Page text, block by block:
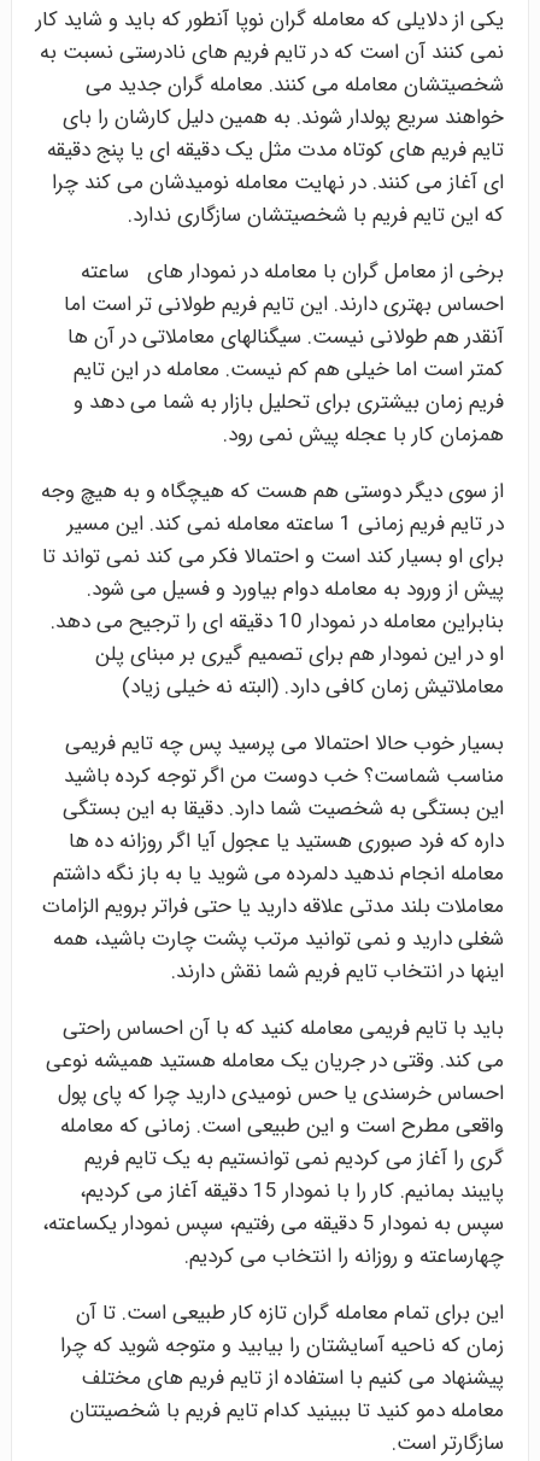
یکی از دلایلی که معامله گران نوپا آنطور که باید و شاید کار
نمی کنند آن است که در تایم فریم های نادرستی نسبت به
شخصیتشان معامله می کنند. معامله گران جدید می
خواهند سریع پولدار شوند. به همین دلیل کارشان را بای
تایم فریم های کوتاه مدت مثل یک دقیقه ای یا پنج دقیقه
ای آغاز می کنند. در نهایت معامله نومیدشان می کند چرا
که این تایم فریم با شخصیتشان سازگاری ندارد.
برخی از معامل گران با معامله در نمودار های ساعته
احساس بهتری دارند. این تایم فریم طولانی تر است اما
آنقدر هم طولانی نیست. سیگنالهای معاملاتی در آن ها
کمتر است اما خیلی هم کم نیست. معامله در این تایم
فریم زمان بیشتری برای تحلیل بازار به شما می دهد و
همزمان کار با عجله پیش نمی رود.
از سوی دیگر دوستی هم هست که هیچگاه و به هیچ وجه
در تایم فریم زمانی 1 ساعته معامله نمی کند. این مسیر
برای او بسیار کند است و احتمالا فکر می کند نمی تواند تا
پیش از ورود به معامله دوام بیاورد و فسیل می شود.
بنابراین معامله در نمودار 10 دقیقه ای را ترجیح می دهد.
او در این نمودار هم برای تصمیم گیری بر مبنای پلن
معاملاتیش زمان کافی دارد. (البته نه خیلی زیاد)
بسیار خوب حالا احتمالا می پرسید پس چه تایم فریمی
مناسب شماست؟ خب دوست من اگر توجه کرده باشید
این بستگی به شخصیت شما دارد. دقیقا به این بستگی
داره که فرد صبوری هستید یا عجول آیا اگر روزانه ده ها
معامله انجام ندهید دلمرده می شوید یا به باز نگه داشتم
معاملات بلند مدتی علاقه دارید یا حتی فراتر برویم الزامات
شغلی دارید و نمی توانید مرتب پشت چارت باشید، همه
اینها در انتخاب تایم فریم شما نقش دارند.
باید با تایم فریمی معامله کنید که با آن احساس راحتی
می کند. وقتی در جریان یک معامله هستید همیشه نوعی
احساس خرسندی یا حس نومیدی دارید چرا که پای پول
واقعی مطرح است و این طبیعی است. زمانی که معامله
گری را آغاز می کردیم نمی توانستیم به یک تایم فریم
پایبند بمانیم. کار را با نمودار 15 دقیقه آغاز می کردیم،
سپس به نمودار 5 دقیقه می رفتیم، سپس نمودار یکساعته،
چهارساعته و روزانه را انتخاب می کردیم.
این برای تمام معامله گران تازه کار طبیعی است. تا آن
زمان که ناحیه آسایشتان را بیابید و متوجه شوید که چرا
پیشنهاد می کنیم با استفاده از تایم فریم های مختلف
معامله دمو کنید تا ببینید کدام تایم فریم با شخصیتتان
سازگارتر است.